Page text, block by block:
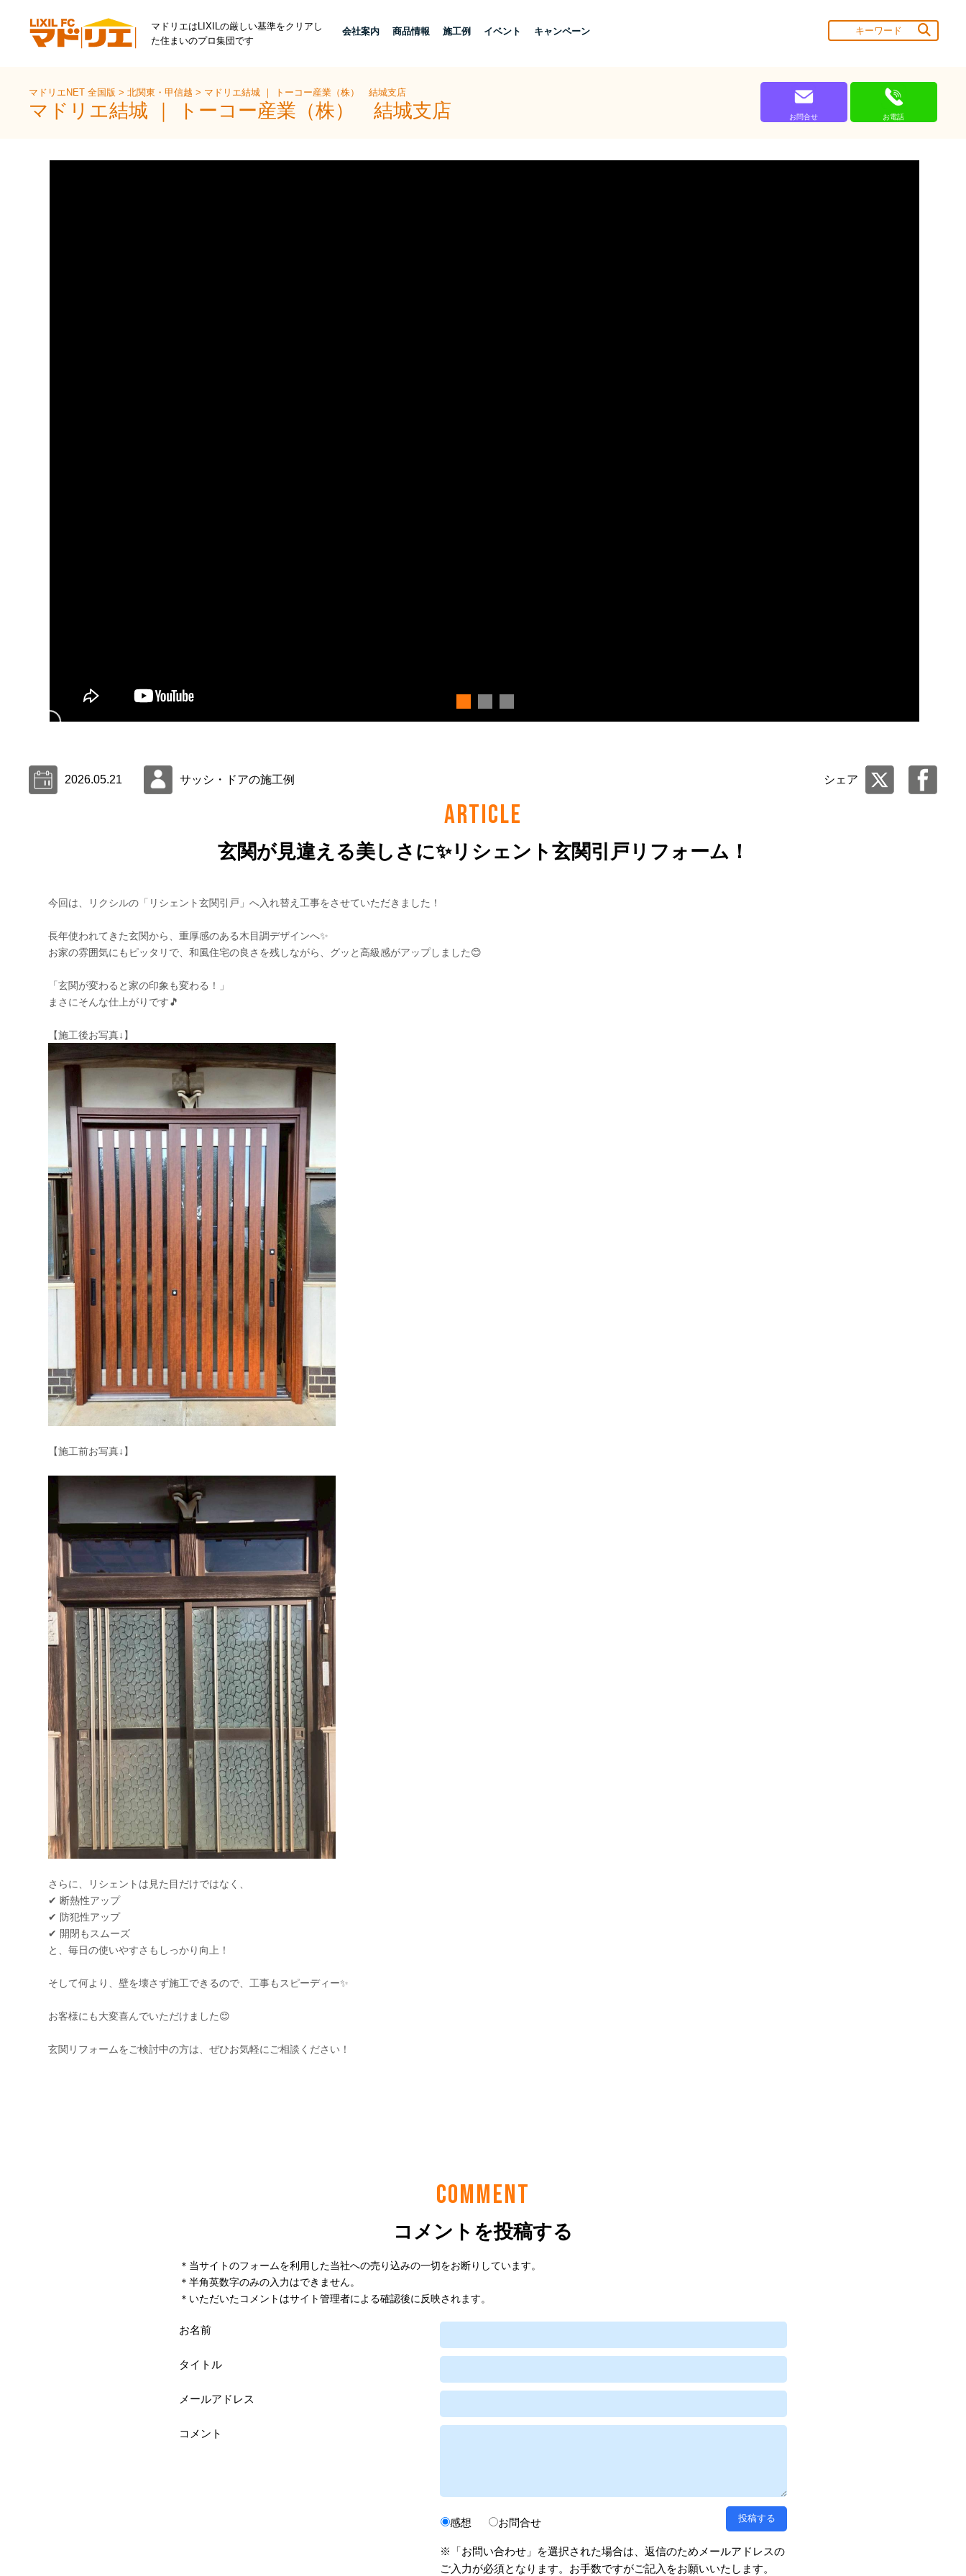
マドリエはLIXILの厳しい基準をクリアし
た住まいのプロ集団です
会社案内 商品情報 施工例 イベント キャンペーン
マドリエNET 全国版>北関東・甲信越> マドリエ結城 ｜ トーコー産業（株） 結城支店
マドリエ結城 ｜ トーコー産業（株） 結城支店 お問合せ お電話
2026.05.21 サッシ・ドアの施工例 シェア
ARTICLE
玄関が見違える美しさに✨リシェント玄関引戸リフォーム！
COMMENT
コメントを投稿する
＊当サイトのフォームを利用した当社への売り込みの一切をお断りしています。
＊半角英数字のみの入力はできません。
＊いただいたコメントはサイト管理者による確認後に反映されます。
お名前
タイトル
メールアドレス
コメント
感想 お問合せ
※「お問い合わせ」を選択された場合は、返信のためメールアドレスの
ご入力が必須となります。お手数ですがご記入をお願いいたします。